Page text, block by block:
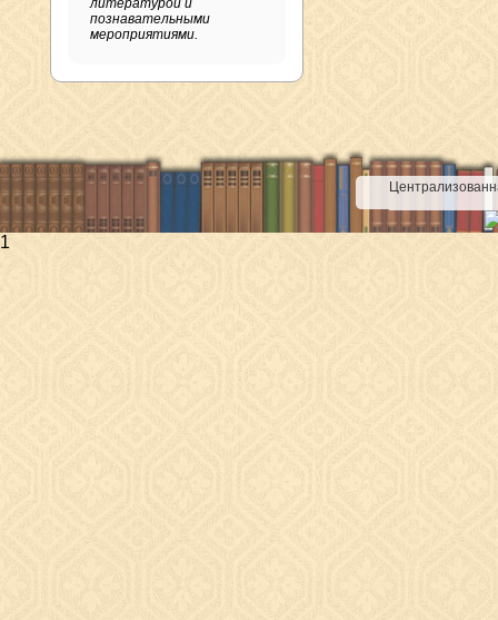
литературой и
познавательными
мероприятиями.
1